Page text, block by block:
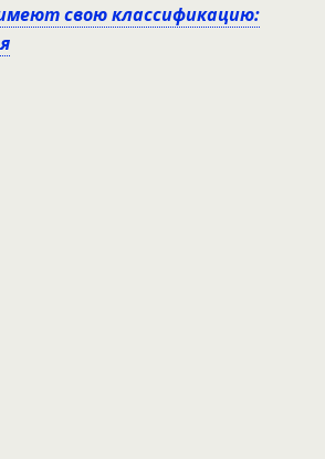
свою классификацию: